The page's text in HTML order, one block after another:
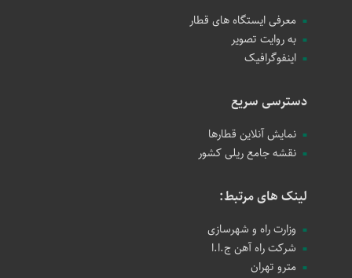
معرفی ایستگاه های قطار
به روایت تصویر
اینفوگرافیک
دسترسی سریع
نمایش آنلاین قطارها
نقشه جامع ریلی کشور
لینک های مرتبط:
وزارت راه و شهرسازی
شرکت راه آهن ج.ا.ا
مترو تهران